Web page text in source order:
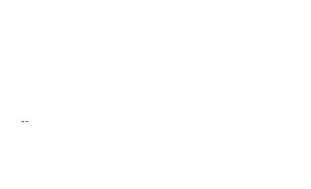
--